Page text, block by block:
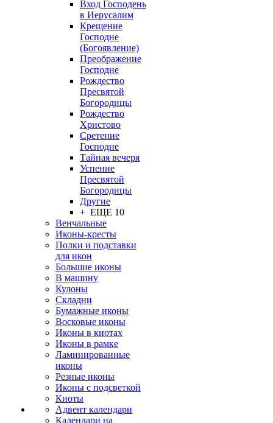
Вход Господень
в Иерусалим
Крещение
Господне
(Богоявление)
Преображение
Господне
Рождество
Пресвятой
Богородицы
Рождество
Христово
Сретение
Господне
Тайная вечеря
Успение
Пресвятой
Богородицы
Другие
+ ЕЩЕ 10
Венчальные
Иконы-кресты
Полки и подставки
для икон
Большие иконы
В машину
Кулоны
Складни
Бумажные иконы
Восковые иконы
Иконы в киотах
Иконы в рамке
Ламинированные
иконы
Резные иконы
Иконы с подсветкой
Киоты
Адвент календари
Календари на